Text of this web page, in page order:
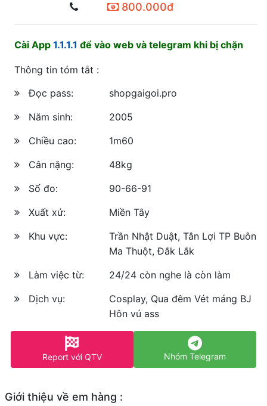
800.000đ
Cài App 1.1.1.1 để vào web và telegram khi bị chặn
Thông tin tóm tắt :
Đọc pass:
shopgaigoi.pro
Năm sinh:
2005
Chiều cao:
1m60
Cân nặng:
48kg
Số đo:
90-66-91
Xuất xứ:
Miền Tây
Khu vực:
Trần Nhật Duật, Tân Lợi TP Buôn
Ma Thuột, Đắk Lắk
Làm việc từ:
24/24 còn nghe là còn làm
Dịch vụ:
Cosplay, Qua đêm Vét máng BJ
Hôn vú ass
Report với QTV Nhóm Telegram
Giới thiệu về em hàng :